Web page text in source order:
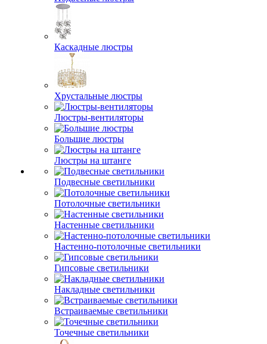
Каскадные люстры
Хрустальные люстры
Люстры-вентиляторы
Большие люстры
Люстры на штанге
Подвесные светильники
Потолочные светильники
Настенные светильники
Настенно-потолочные светильники
Гипсовые светильники
Накладные светильники
Встраиваемые светильники
Точечные светильники